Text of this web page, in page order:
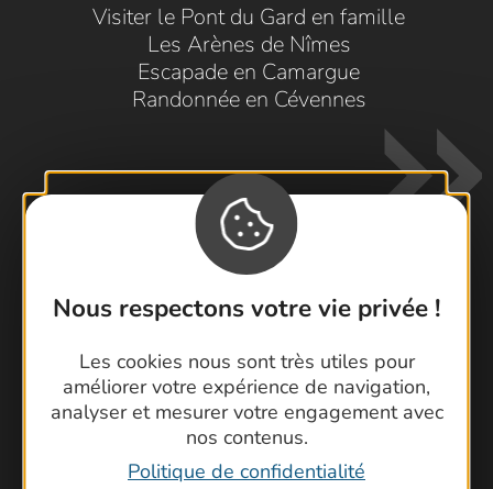
Nous respectons votre vie privée !
Les cookies nous sont très utiles pour
améliorer votre expérience de navigation,
analyser et mesurer votre engagement avec
nos contenus.
Politique de confidentialité
Visiter le Pont du Gard en famille
Les Arènes de Nîmes
Escapade en Camargue
Randonnée en Cévennes
Contactez-nous !
Foire aux questions
Brochures
Cartoguides et Topoguides
Latitude Gard